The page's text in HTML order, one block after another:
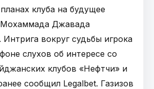
клуба на будущее
Мохаммада Джавада
вокруг судьбы игрока
слухов об интересе со
клубов «Нефтчи» и
сообщил Legalbet. Газизов